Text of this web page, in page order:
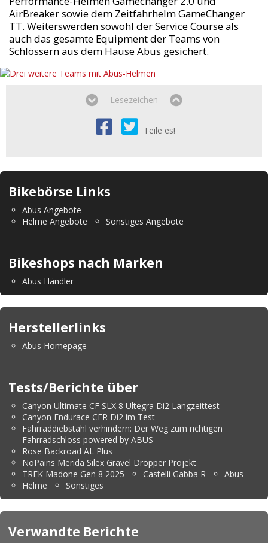
AirBreaker sowie dem Zeitfahrhelm GameChanger
TT. Weiterswerden sowohl der Service Course als
auch das gesamte Equipment der Teams von
Schlössern aus dem Hause Abus gesichert.
Lesezeichen
Teile es!
Bikebörse Links
Abus Angebote
Helme Angebote
Sonstiges Angebote
Bikeshops nach Marken
Abus Händler
Herstellerlinks
Abus Homepage
Tests/Berichte über
Canyon Ultimate CF SLX 8 Ultegra Di2 Langzeittest
Canyon Endurace CFR Di2 im Test
Fahrraddiebstahl verhindern: Der Weg zum richtigen
Fahrradschloss powered by ABUS
Rose Backroad AL Plus
NoPains Merida Silex Gravel Dropper Projekt
TREK Madone Gen 8 2025
Castelli Gabba R
Abus
Helme
Sonstiges
Verwandte Berichte